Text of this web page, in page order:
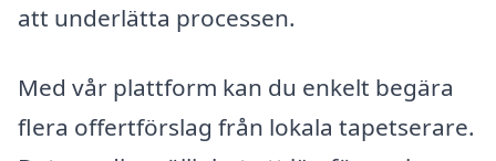
att underlätta processen.
Med vår plattform kan du enkelt begära
flera offertförslag från lokala tapetserare.